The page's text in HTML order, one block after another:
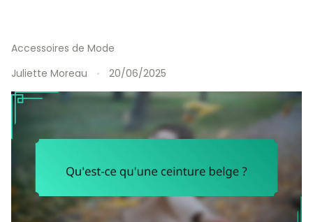
Accessoires de Mode
Juliette Moreau
20/06/2025